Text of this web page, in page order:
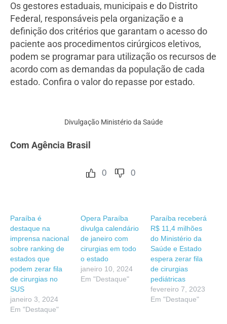
Os gestores estaduais, municipais e do Distrito
Federal, responsáveis pela organização e a
definição dos critérios que garantam o acesso do
paciente aos procedimentos cirúrgicos eletivos,
podem se programar para utilização os recursos de
acordo com as demandas da população de cada
estado. Confira o valor do repasse por estado.
Divulgação Ministério da Saúde
Com Agência Brasil
0 0
Paraíba é
destaque na
imprensa nacional
sobre ranking de
estados que
podem zerar fila
de cirurgias no
SUS
janeiro 3, 2024
Em "Destaque"
Opera Paraíba
divulga calendário
de janeiro com
cirurgias em todo
o estado
janeiro 10, 2024
Em "Destaque"
Paraíba receberá
R$ 11,4 milhões
do Ministério da
Saúde e Estado
espera zerar fila
de cirurgias
pediátricas
fevereiro 7, 2023
Em "Destaque"